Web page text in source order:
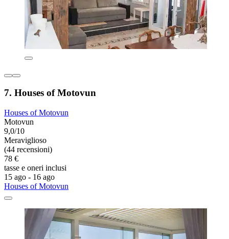
7. Houses of Motovun
Houses of Motovun
Motovun
9,0/10
Meraviglioso
(44 recensioni)
78 €
tasse e oneri inclusi
15 ago - 16 ago
Houses of Motovun